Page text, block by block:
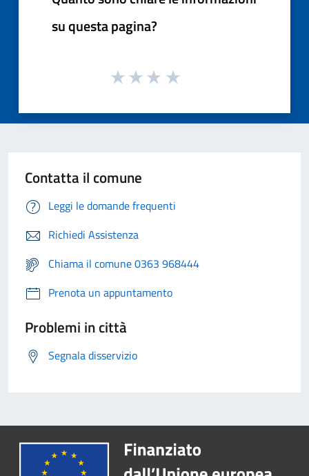
su questa pagina?
Contatta il comune
Leggi le domande frequenti
Richiedi Assistenza
Chiama il comune 0363 968444
Prenota un appuntamento
Problemi in città
Segnala disservizio